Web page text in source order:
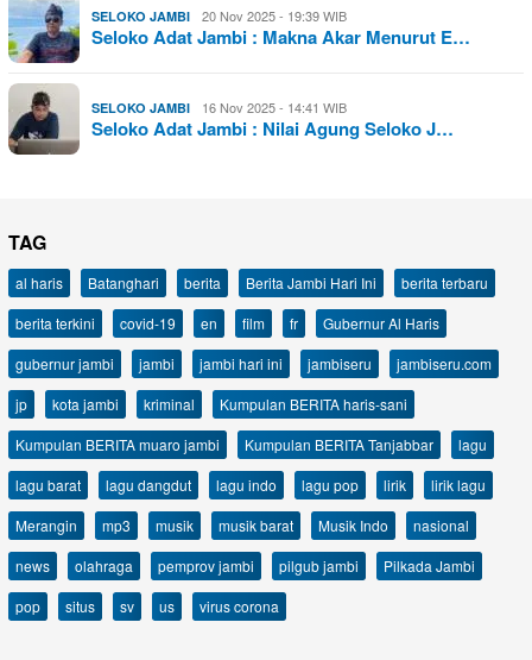
SELOKO JAMBI 20 Nov 2025 - 19:39 WIB
Seloko Adat Jambi : Makna Akar Menurut E…
SELOKO JAMBI 16 Nov 2025 - 14:41 WIB
Seloko Adat Jambi : Nilai Agung Seloko J…
TAG
al haris Batanghari berita Berita Jambi Hari Ini
berita terbaru
berita terkini
covid-19 en film fr
Gubernur Al Haris
gubernur jambi
jambi jambi hari ini jambiseru
jambiseru.com
jp
kota jambi kriminal
Kumpulan BERITA haris-sani
Kumpulan BERITA muaro jambi
Kumpulan BERITA Tanjabbar
lagu
lagu barat
lagu dangdut lagu indo lagu pop lirik
lirik lagu
Merangin
mp3 musik musik barat Musik Indo
nasional
news
olahraga pemprov jambi pilgub jambi
Pilkada Jambi
pop
situs sv us virus corona